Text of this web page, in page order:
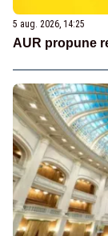
5 aug. 2026, 14:25
AUR propune